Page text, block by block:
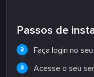
Passos de
Faça login no
Acesse o seu